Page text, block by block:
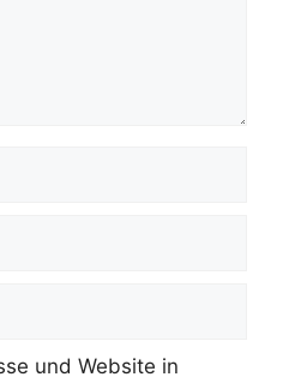
und Website in